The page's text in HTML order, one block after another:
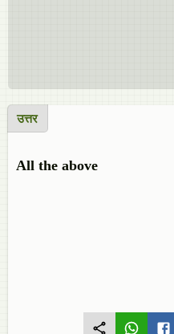
उत्तर
All the above